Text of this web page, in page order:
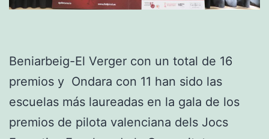
Beniarbeig-El Verger con un total de 16
premios y Ondara con 11 han sido las
escuelas más laureadas en la gala de los
premios de pilota valenciana dels Jocs